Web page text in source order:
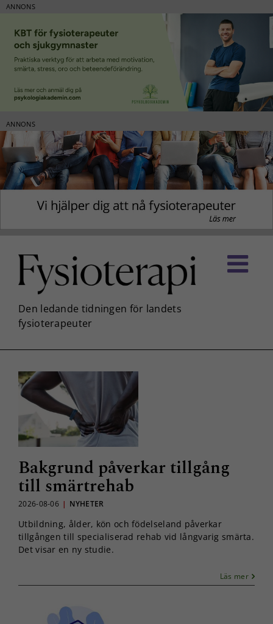
ANNONS
ANNONS
innehållet
Bakgrund påverkar tillgång
till smärtrehab
2026-08-06 | NYHETER
Utbildning, ålder, kön och födelseland påverkar
tillgången till specialiserad rehab vid långvarig smärta.
Det visar en ny studie.
Läs mer